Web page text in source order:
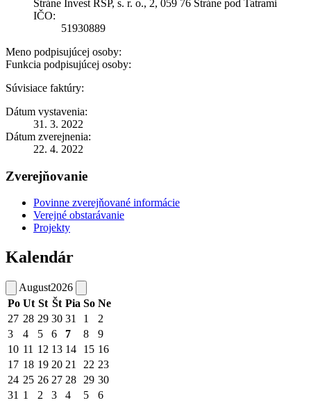
Stráne Invest RSP, s. r. o., 2, 059 76 Stráne pod Tatrami
IČO:
51930889
Meno podpisujúcej osoby:
Funkcia podpisujúcej osoby:
Súvisiace faktúry:
Dátum vystavenia:
31. 3. 2022
Dátum zverejnenia:
22. 4. 2022
Zverejňovanie
Povinne zverejňované informácie
Verejné obstarávanie
Projekty
Kalendár
August2026
Po Ut St Št Pia So Ne
27 28 29 30 31 1
2
3
4 5 6 7 8
9
10 11 12 13 14 15 16
17 18 19 20 21 22 23
24 25 26 27 28 29 30
31 1 2 3 4 5 6